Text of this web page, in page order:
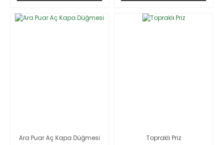
Ara Puar Aç Kapa Düğmesi Topraklı Priz